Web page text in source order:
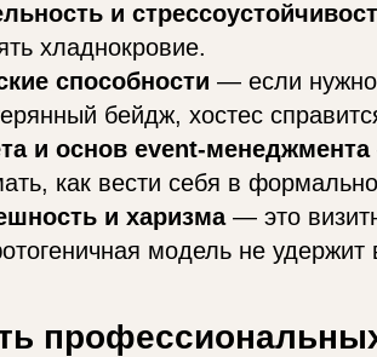
и
хладнокровие.
способности — если нужно
бейдж, хостес
и основ event-менеджмента
как вести себя в
и харизма— это
модель не удержит